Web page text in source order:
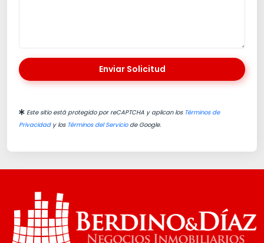
Enviar Solicitud
Este sitio está protegido por reCAPTCHA y aplican los Términos de
Privacidady los Términos del Serviciode Google.